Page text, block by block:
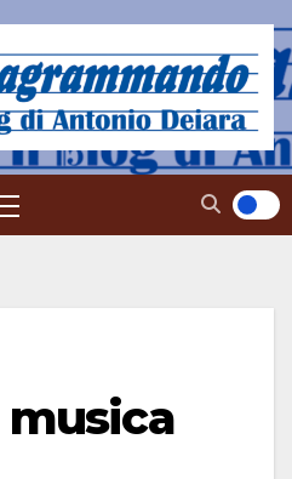
musica